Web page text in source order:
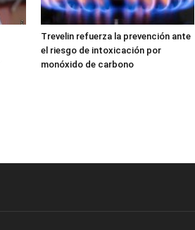
Trevelin refuerza la prevención ante
el riesgo de intoxicación por
monóxido de carbono